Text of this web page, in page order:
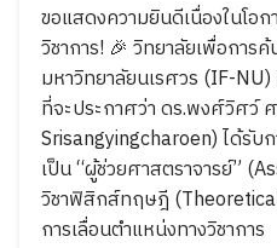
ขอแสดงความยินดีเนื่องในโอ
วิชาการ! 🎉 วิทยาลัยเพื่อการ
มหาวิทยาลัยนเรศวร (IF-
ที่จะประกาศว่า ดร.พงศ์วิศว์
Srisangyingcharoen) ได้รับ
เป็น “ผู้ช่วยศาสตราจารย์”
วิชาฟิสิกส์ทฤษฎี
การเลื่อนตำแหน่งทางวิชาการ